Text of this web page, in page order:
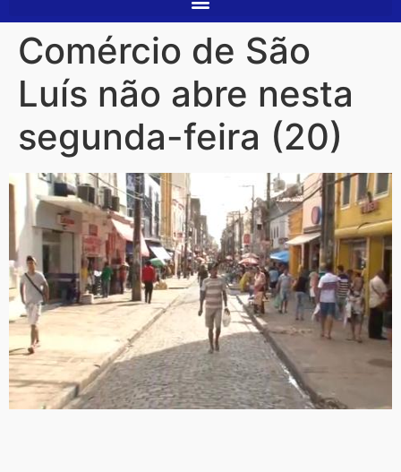
Comércio de São
Luís não abre nesta
segunda-feira (20)